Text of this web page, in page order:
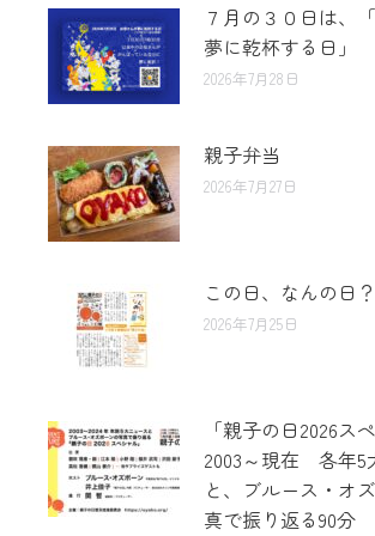
７月の３０日は、
夢に乾杯する日」
2026年7月28日
親子弁当
2026年7月27日
この日、なんの日？
2026年7月25日
「親子の日2026ス
2003～現在 各年5
と、ブルース・オ
真で振り返る90分